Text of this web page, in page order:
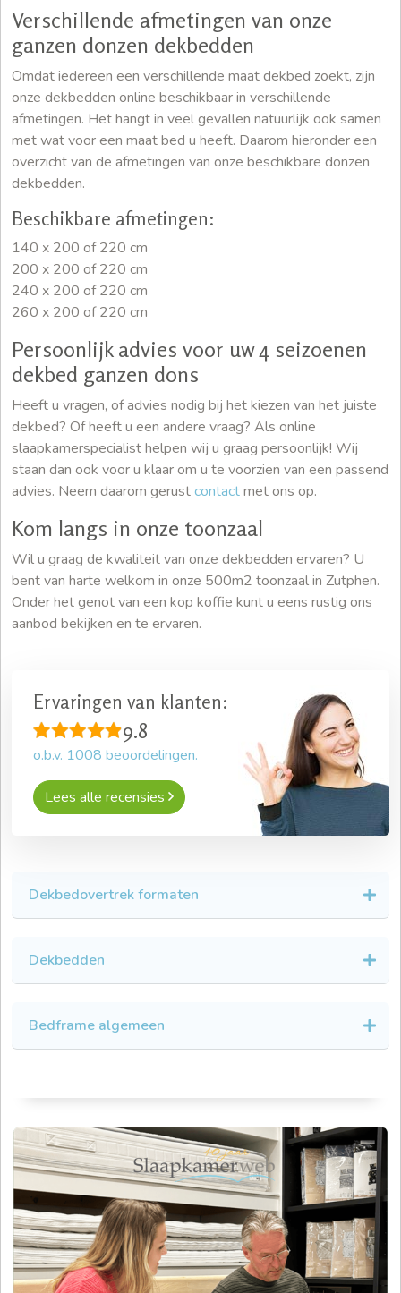
Verschillende afmetingen van onze
ganzen donzen dekbedden
Omdat iedereen een verschillende maat dekbed zoekt, zijn
onze dekbedden online beschikbaar in verschillende
afmetingen. Het hangt in veel gevallen natuurlijk ook samen
met wat voor een maat bed u heeft. Daarom hieronder een
overzicht van de afmetingen van onze beschikbare donzen
dekbedden.
Beschikbare afmetingen:
140 x 200 of 220 cm
200 x 200 of 220 cm
240 x 200 of 220 cm
260 x 200 of 220 cm
Persoonlijk advies voor uw 4 seizoenen
dekbed ganzen dons
Heeft u vragen, of advies nodig bij het kiezen van het juiste
dekbed? Of heeft u een andere vraag? Als online
slaapkamerspecialist helpen wij u graag persoonlijk! Wij
staan dan ook voor u klaar om u te voorzien van een passend
advies. Neem daarom gerustcontactmet ons op.
Kom langs in onze toonzaal
Wil u graag de kwaliteit van onze dekbedden ervaren? U
bent van harte welkom in onze 500m2 toonzaal in Zutphen.
Onder het genot van een kop koffie kunt u eens rustig ons
aanbod bekijken en te ervaren.
Ervaringen van klanten:
9.8
o.b.v. 1008 beoordelingen.
Lees alle recensies
Dekbedovertrek formaten
Dekbedden
Bedframe algemeen